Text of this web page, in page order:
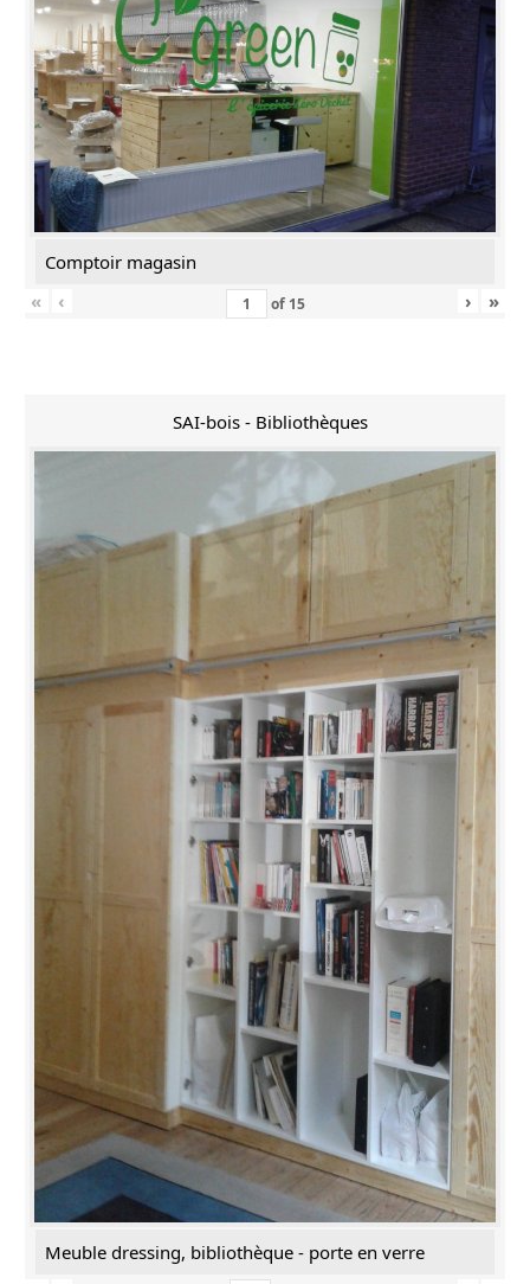
Comptoir magasin
«
‹ of 15 › »
SAI-bois - Bibliothèques
Meuble dressing, bibliothèque - porte en verre